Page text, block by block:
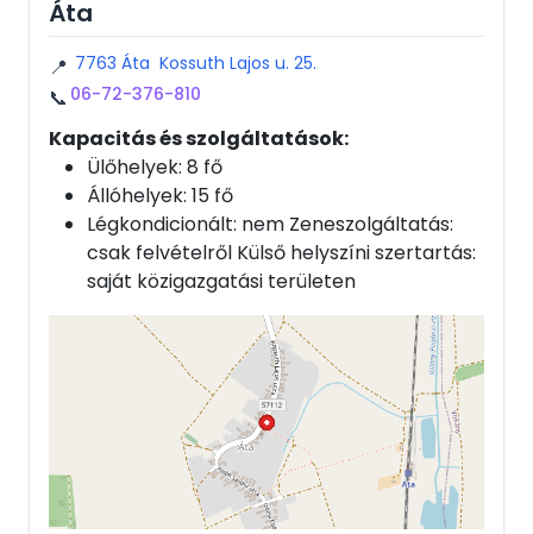
Áta
📍 7763 Áta Kossuth Lajos u. 25.
📞 06-72-376-810
Kapacitás és szolgáltatások:
Ülőhelyek: 8 fő
Állóhelyek: 15 fő
Légkondicionált: nem Zeneszolgáltatás:
csak felvételről Külső helyszíni szertartás:
saját közigazgatási területen